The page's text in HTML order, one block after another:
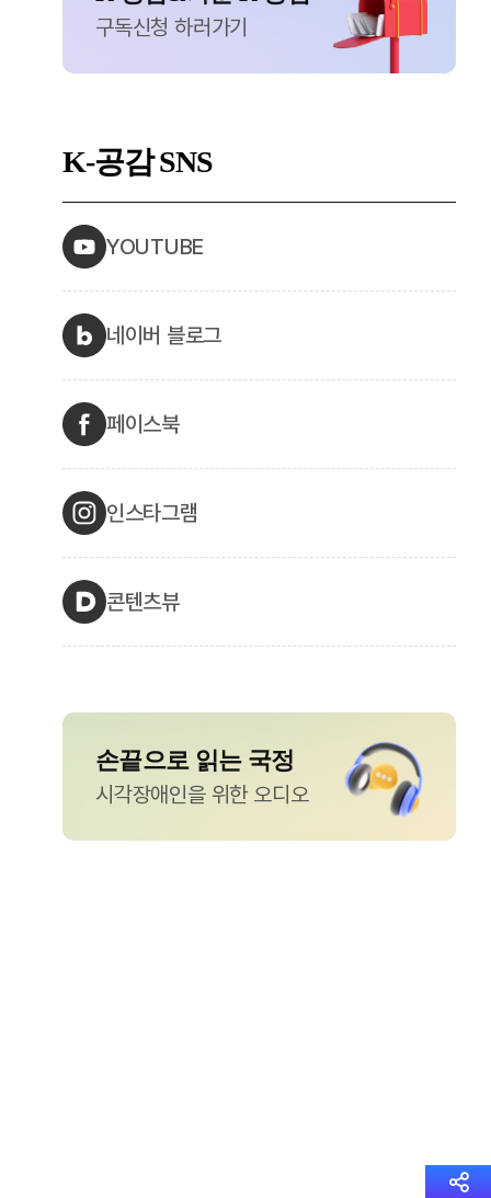
구독신청 하러가기
K-공감SNS
YOUTUBE
네이버 블로그
페이스북
인스타그램
콘텐츠뷰
손끝으로 읽는 국정
시각장애인을 위한 오디오